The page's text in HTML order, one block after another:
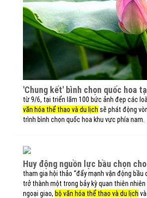
'chung kết' bình chọn quốc hoa
từ 9/6, tại triển lãm 100 bức ảnh đẹp các
văn hóa thể thao và du lịch sẽ phát động
trình bình chọn quốc hoa khu vực phía nam.
huy động nguồn lực bầu chọn
tham gia hội thảo “đẩy mạnh vận động bầu
trở thành một trong bảy kỳ quan thiên nhiên
ngoại giao, bộ văn hóa thể thao và du lịch